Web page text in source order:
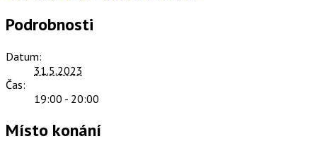
Podrobnosti
Datum:
31.5.2023
Čas:
19:00 - 20:00
Místo konání